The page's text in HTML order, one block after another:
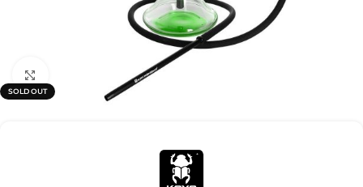
SOLD OUT
Click to enlarge